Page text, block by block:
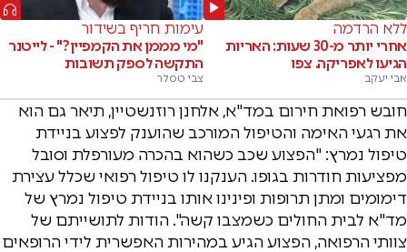
ללא הרדמה
אחרי יותר מ-30 שעות: האריות
הגיעו לאפריקה. צפו
אבי יעקב
עימות חריף בשידור
"מי מממן את הקמפיין?" - לייטנר
התקשה לספק תשובות
צבי טסלר
חובש רפואת חירום במד"א, אלחנן רוזנשטיין, תיאר גם הוא
את רגעי האימה והטיפול המורכב שהוענק לפצוע בניידת
טיפול נמרץ: "הפצוע שכב כשהוא בהכרה מעורפלת וסובל
מפציעות חודרות בגופו. הענקנו לו טיפול רפואי שכלל עצירת
דימומים ומתן תרופות ופינינו אותו בניידת טיפול נמרץ של
מד"א לבית החולים כשמצבו קשה". הודות לתושייתם של
צוותי הרפואה, הפצוע הגיע במהירות האפשרית לידי הרופאים